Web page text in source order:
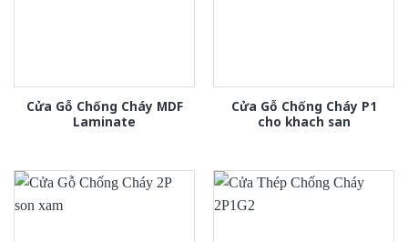
Cửa Gỗ Chống Cháy MDF
Laminate
Cửa Gỗ Chống Cháy P1
cho khach san